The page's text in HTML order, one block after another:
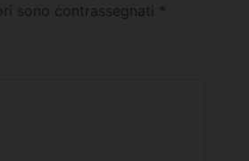
sono contrassegnati *